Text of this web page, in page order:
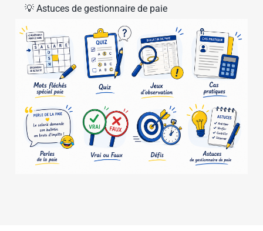
💡 Astuces de gestionnaire de paie